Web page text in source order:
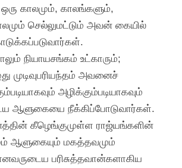
காலமும், காலங்களும்,
செல்லுமட்டும் அவன் கையில்
நியாயசங்கம் உட்காரும்;
முடிவுபரியந்தம் அவனைச்
அழிக்கும்படியாகவும்
ஆளுகையை நீக்கிப்போடுவார்கள்.
கீழெங்குமுள்ள ராஜ்யங்களின்
ஆளுகையும் மகத்தவமும்
பரிசுத்தவான்களாகிய